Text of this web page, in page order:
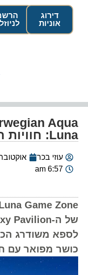
הרשמה
דירוג
אוניות
Luna: חוויות חדשות וסוחפות
עוזי בכר
אוקטובר 23, 2024
6:57 am
לספא משודרג
כושר מפואר עם